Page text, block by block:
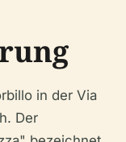
in der Via
Der